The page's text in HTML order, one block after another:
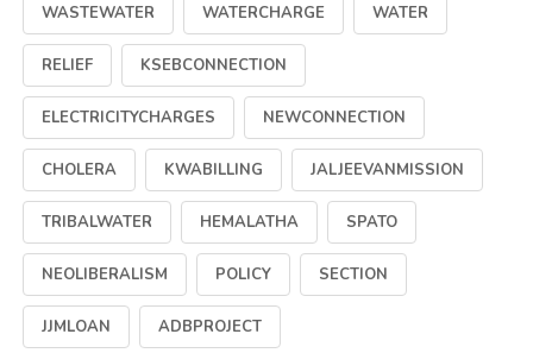
WASTEWATER WATERCHARGE WATER
RELIEF KSEBCONNECTION
ELECTRICITYCHARGES NEWCONNECTION
CHOLERA KWABILLING JALJEEVANMISSION
TRIBALWATER HEMALATHA SPATO
NEOLIBERALISM POLICY SECTION
JJMLOAN ADBPROJECT